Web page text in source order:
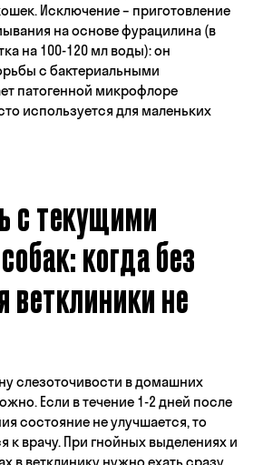
Исключение – приготовление
на основе фурацилина (в
на 100-120 мл воды): он
с бактериальными
патогенной микрофлоре
используется для маленьких
с текущими
когда без
ветклиники не
слезоточивости в домашних
Если в течение 1-2 дней после
состояние не улучшается, то
к врачу. При гнойных выделениях и